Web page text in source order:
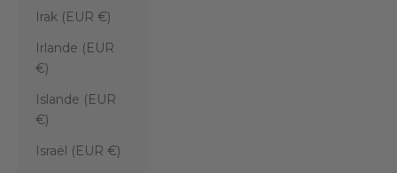
Irak (EUR €)
Irlande (EUR
€)
Islande (EUR
€)
Israël (EUR €)